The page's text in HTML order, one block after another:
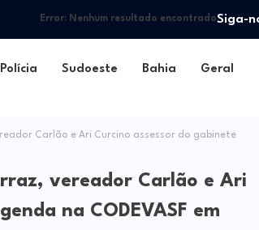
Error:Nenhum resultado encontradoSiga-
Polícia Sudoeste Bahia Geral
Carlão e Ari Curcino assessor do gabinete
vereador Carlão e Ari
na CODEVASF em